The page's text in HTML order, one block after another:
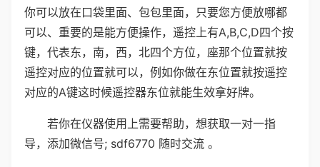
你可以放在口袋里面、包包里面，只要您方便放哪都
可以、重要的是能方便操作，遥控上有A,B,C,D四个按
键，代表东，南，西，北四个方位，座那个位置就按
遥控对应的位置就可以，例如你做在东位置就按遥控
对应的A键这时候遥控器东位就能生效拿好牌。
若你在仪器使用上需要帮助，想获取一对一指
导，添加微信号; sdf6770 随时交流 。